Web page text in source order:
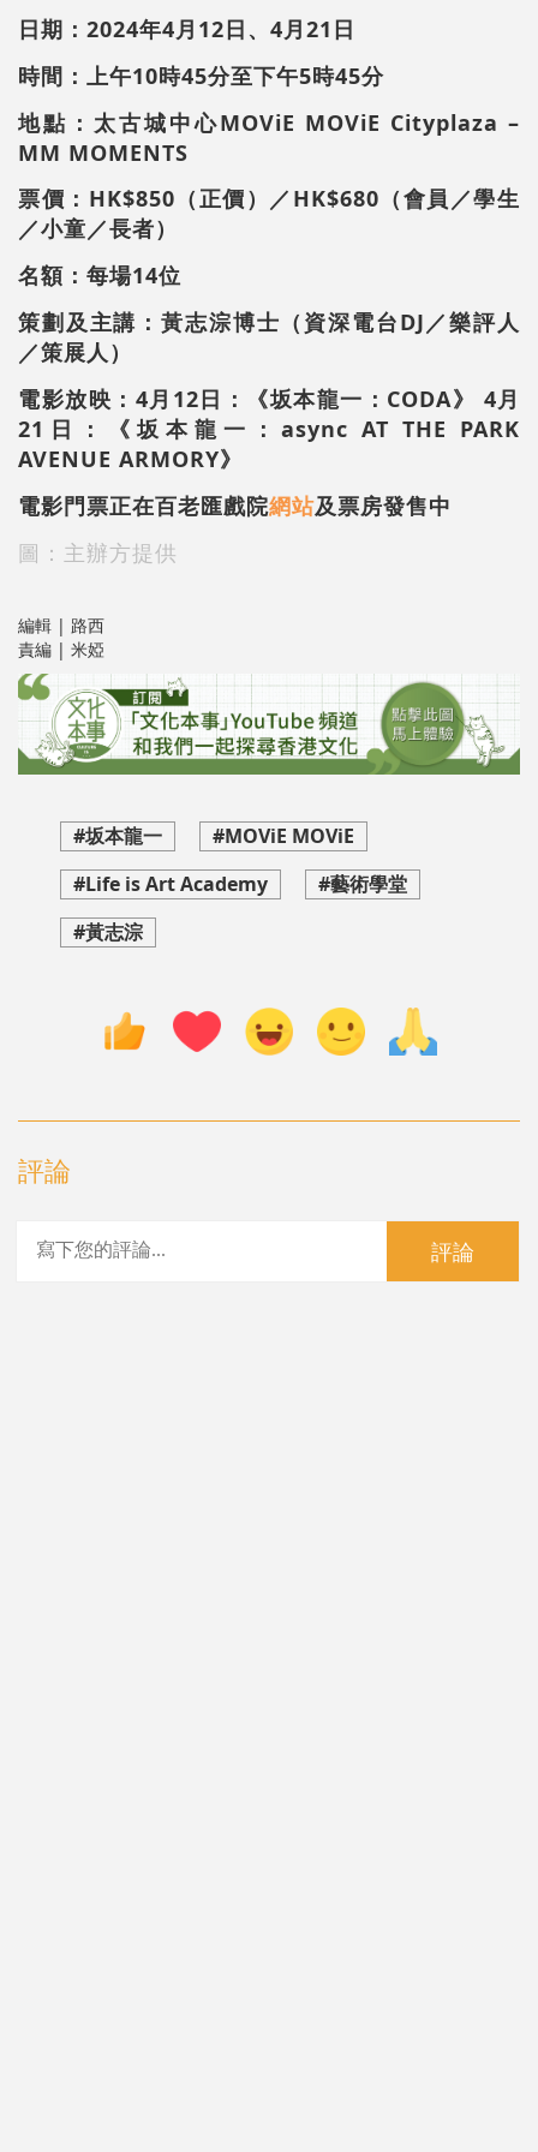
日期：2024年4月 12日、 4月21 日
時間：上午10時45分至下午5時45分
地點：太古城中心MOViE MOViE Cityplaza –
MM MOMENTS
票價：HK$850（正價）／HK$680（會員／學生
／小童／長者）
名額：每場14位
策劃及主講：黃志淙博士（資深電台DJ／樂評人
／策展人）
電影放映：4月12日：《坂本龍一：CODA》 4月
21 日
：《坂本龍一：async AT THE PARK
AVENUE ARMORY》
電影門票正在百老匯戲院網站及票房發售中
圖：主辦方提供
編輯 | 路西
責編 | 米婭
#坂本龍一
#MOViE MOViE
#Life is Art Academy
#藝術學堂
#黃志淙
評論
評論